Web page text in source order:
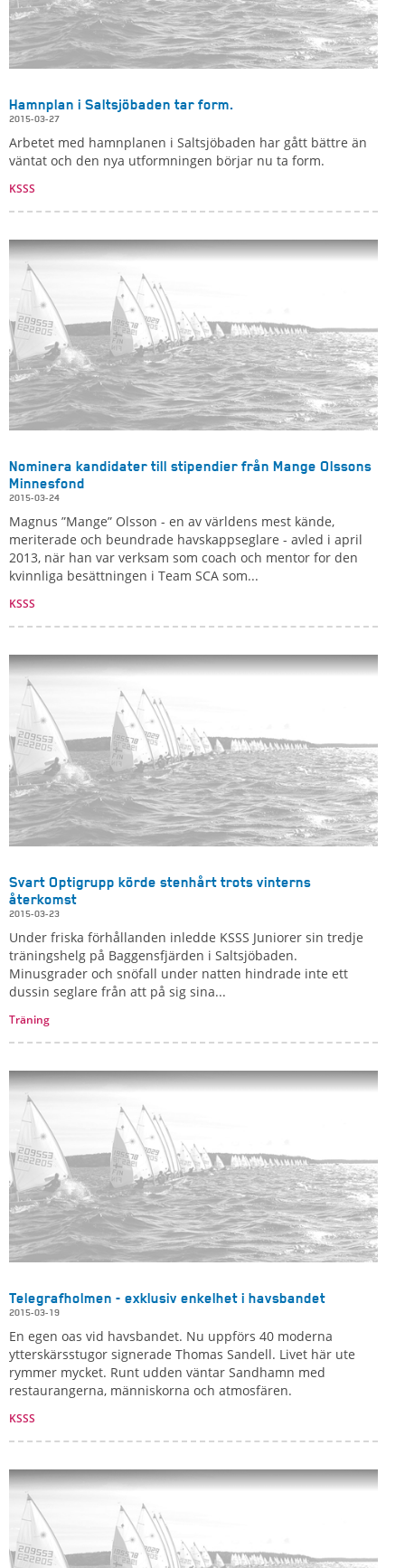
Hamnplan i Saltsjöbaden tar form.
2015-03-27
Arbetet med hamnplanen i Saltsjöbaden har gått bättre än
väntat och den nya utformningen börjar nu ta form.
KSSS
Nominera kandidater till stipendier från Mange Olssons
Minnesfond
2015-03-24
Magnus ”Mange” Olsson - en av världens mest kände,
meriterade och beundrade havskappseglare - avled i april
2013, när han var verksam som coach och mentor for den
kvinnliga besättningen i Team SCA som...
KSSS
Svart Optigrupp körde stenhårt trots vinterns
återkomst
2015-03-23
Under friska förhållanden inledde KSSS Juniorer sin tredje
träningshelg på Baggensfjärden i Saltsjöbaden.
Minusgrader och snöfall under natten hindrade inte ett
dussin seglare från att på sig sina...
Träning
Telegrafholmen - exklusiv enkelhet i havsbandet
2015-03-19
En egen oas vid havsbandet. Nu uppförs 40 moderna
ytterskärsstugor signerade Thomas Sandell. Livet här ute
rymmer mycket. Runt udden väntar Sandhamn med
restaurangerna, människorna och atmosfären.
KSSS